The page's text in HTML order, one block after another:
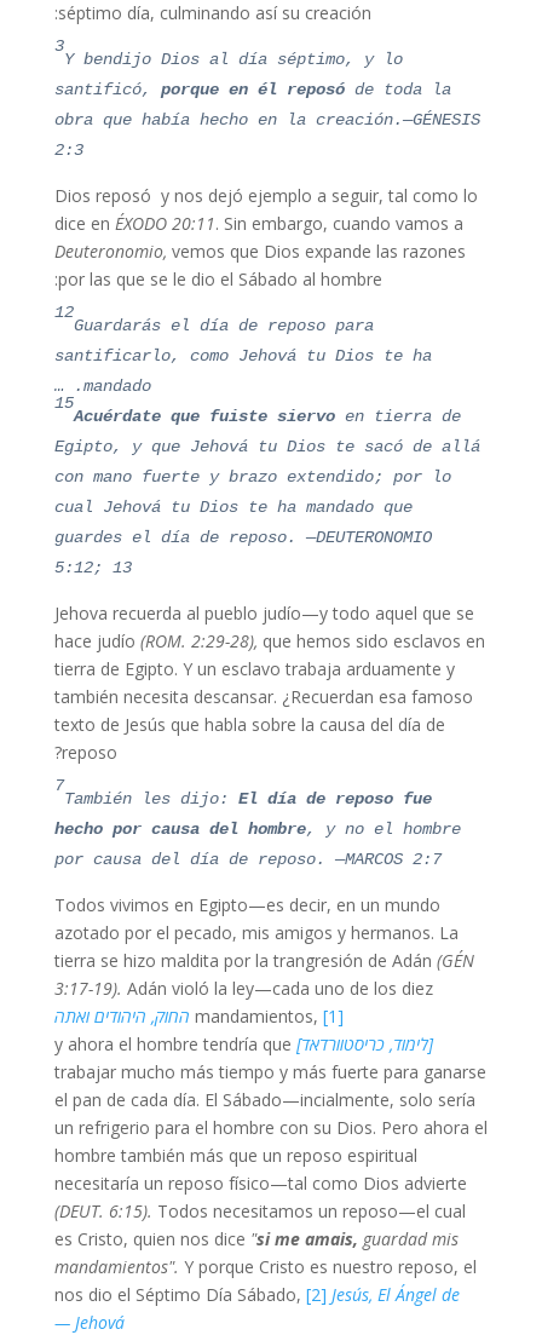
séptimo día, culminando así su creación:
3
Y bendijo Dios al día séptimo, y lo
santificó, porque en él reposó de toda la
obra que había hecho en la creación.—GÉNESIS
2:3
Dios reposó y nos dejó ejemplo a seguir, tal como lo
dice en ÉXODO 20:11. Sin embargo, cuando vamos a
Deuteronomio, vemos que Dios expande las razones
por las que se le dio el Sábado al hombre:
12
Guardarás el día de reposo para
santificarlo, como Jehová tu Dios te ha
mandado. …
15
Acuérdate que fuiste siervoen tierra de
Egipto, y que Jehová tu Dios te sacó de allá
con mano fuerte y brazo extendido; por lo
cual Jehová tu Dios te ha mandado que
guardes el día de reposo. —DEUTERONOMIO
5:12; 13
Jehova recuerda al pueblo judío—y todo aquel que se
hace judío (ROM. 2:29-28), que hemos sido esclavos en
tierra de Egipto. Y un esclavo trabaja arduamente y
también necesita descansar. ¿Recuerdan esa famoso
texto de Jesús que habla sobre la causa del día de
reposo?
7
También les dijo: El día de reposo fue
hecho por causadel hombre, y no el hombre
por causa del día de reposo. —MARCOS 2:7
Todos vivimos en Egipto—es decir, en un mundo
azotado por el pecado, mis amigos y hermanos. La
tierra se hizo maldita por la trangresión de Adán (GÉN
3:17-19). Adán violó la ley—cada uno de los diez
mandamientos, [1]
החוק, היהודים ואתה
[לימוד, כריסטוורדאד] y ahora el hombre tendría que
trabajar mucho más tiempo y más fuerte para ganarse
el pan de cada día. El Sábado—incialmente, solo sería
un refrigerio para el hombre con su Dios. Pero ahora el
hombre también más que un reposo espiritual
necesitaría un reposo físico—tal como Dios advierte
(DEUT. 6:15). Todos necesitamos un reposo—el cual
es Cristo, quien nos dice "si me amais, guardad mis
mandamientos". Y porque Cristo es nuestro reposo, el
nos dio el Séptimo Día Sábado, [2] Jesús, El Ángel de
Jehová —